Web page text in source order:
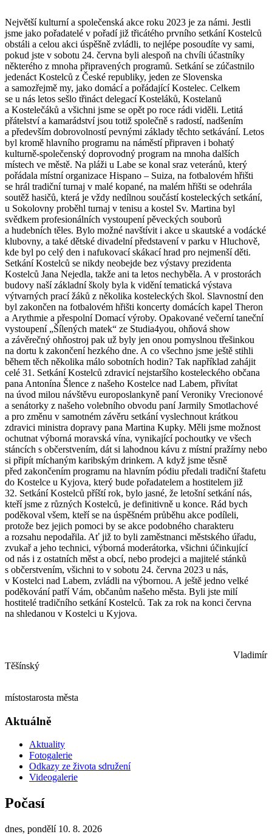
Největší kulturní a společenská akce roku 2023 je za námi. Jestli
jsme jako pořadatelé v pořadí již třicátého prvního setkání Kostelců
obstáli a celou akci úspěšně zvládli, to nejlépe posoudíte vy sami,
pokud jste v sobotu 24. června byli alespoň na chvíli účastníky
některého z mnoha připravených programů. Setkání se zúčastnilo
jedenáct Kostelců z České republiky, jeden ze Slovenska
a samozřejmě my, jako domácí a pořádající Kostelec. Celkem
se u nás letos sešlo třináct delegací Kosteláků, Kostelanů
a Kostelečáků a všichni jsme se opět po roce rádi viděli. Letitá
přátelství a kamarádství jsou totiž společně s radostí, nadšením
a především dobrovolností pevnými základy těchto setkávání. Letos
byl kromě hlavního programu na náměstí připraven i bohatý
kulturně-společenský doprovodný program na mnoha dalších
místech ve městě. Na pláži u Labe se konal sraz veteránů, který
pořádala místní organizace Hispano – Suiza, na fotbalovém hřišti
se hrál tradiční turnaj v malé kopané, na malém hřišti se odehrála
soutěž hasičů, která je vždy nedílnou součástí kosteleckých setkání,
u Sokolovny proběhl turnaj v tenisu a kostel Sv. Martina byl
svědkem profesionálních vystoupení pěveckých souborů
a hudebních těles. Bylo možné navštívit i akce u skautské a vodácké
klubovny, a také dětské divadelní představení v parku v Hluchově,
kde byl po celý den i nafukovací skákací hrad pro nejmenší děti.
Setkání Kostelců se nikdy neobejde bez výstavy prezidenta
Kostelců Jana Nejedla, takže ani ta letos nechyběla. A v prostorách
budovy naší základní školy byla k vidění tematická výstava
výtvarných prací žáků z několika kosteleckých škol. Slavnostní den
byl zakončen na fotbalovém hřišti koncerty domácích kapel Theron
a Arythmie a přespolní Domací výroby. Opakované večerní taneční
vystoupení „Šílených matek“ ze Studia4you, ohňová show
a závěrečný ohňostroj pak už byly jen onou pomyslnou třešinkou
na dortu k zakončení hezkého dne. A co všechno jsme ještě stihli
během těch několika málo sobotních hodin? Tak například zahájit
celé 31. Setkání Kostelců zdravicí nejstaršího kosteleckého občana
pana Antonína Šlence z našeho Kostelce nad Labem, přivítat
na úvod milou návštěvu europoslankyně paní Veroniky Vrecionové
a senátorky z našeho volebního obvodu paní Jarmily Smotlachové
a pro změnu v samotném závěru setkání vyslechnout krátkou
zdravici ministra dopravy pana Martina Kupky. Měli jsme možnost
ochutnat výborná moravská vína, vynikající pochoutky ve všech
stáncích s občerstvením, dát si lahodnou kávu z místní pražírny nebo
si připít míchaným karibským drinkem. A když jsme těsně
před zakončením programu na hlavním pódiu předali tradiční štafetu
do Kostelce u Kyjova, který bude pořadatelem a hostitelem již
32. Setkání Kostelců příští rok, bylo jasné, že letošní setkání nás,
kteří jsme z různých Kostelců, je definitivně u konce. Rád bych
poděkoval všem, kteří se na úspěšném průběhu akce podíleli,
protože bez jejich pomoci by se akce podobného charakteru
a rozsahu nepodařila. Ať již to byli zaměstnanci městského úřadu,
zvukař a jeho technici, výborná moderátorka, všichni účinkující
od nás i z ostatních měst a obcí, nebo prodejci a majitelé stánků
s občerstvením, všichni to v sobotu 24. června 2023 u nás,
v Kostelci nad Labem, zvládli na výbornou. A ještě jedno velké
poděkování patří Vám, občanům našeho města. Byli jste milí
hostitelé tradičního setkání Kostelců. Tak za rok na konci června
na shledanou v Kostelci u Kyjova.
Vladimír
Těšínský
místostarosta města
Aktuálně
Aktuality
Fotogalerie
Odkazy ze života sdružení
Videogalerie
Počasí
dnes, pondělí 10. 8. 2026